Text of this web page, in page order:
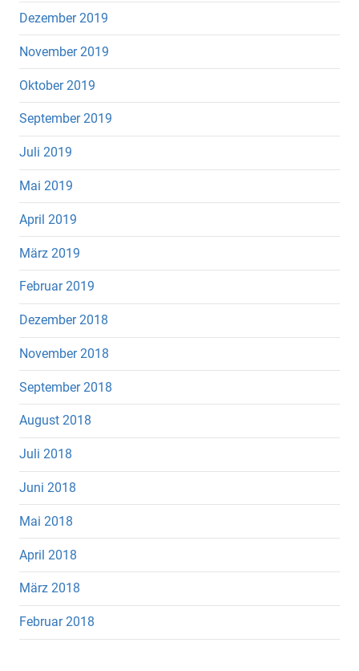
Dezember 2019
November 2019
Oktober 2019
September 2019
Juli 2019
Mai 2019
April 2019
März 2019
Februar 2019
Dezember 2018
November 2018
September 2018
August 2018
Juli 2018
Juni 2018
Mai 2018
April 2018
März 2018
Februar 2018